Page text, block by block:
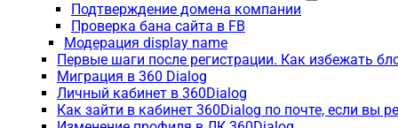
Подтверждение домена компании
Проверка бана сайта в FB
Модерация display name
Первые шаги после регистрации. Как избежать
Миграция в 360 Dialog
Личный кабинет в 360Dialog
Как зайти в кабинет 360Dialog по почте, если вы